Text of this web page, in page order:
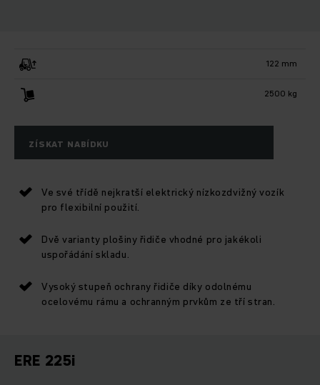
122 mm
2500 kg
ZÍSKAT NABÍDKU
Ve své třídě nejkratší elektrický nízkozdvižný vozík
pro flexibilní použití.
Dvě varianty plošiny řidiče vhodné pro jakékoli
uspořádání skladu.
Vysoký stupeň ochrany řidiče díky odolnému
ocelovému rámu a ochranným prvkům ze tří stran.
ERE 225i